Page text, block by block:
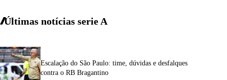
Últimas notícias serie A
Escalação do São Paulo: time, dúvidas e desfalques
contra o RB Bragantino